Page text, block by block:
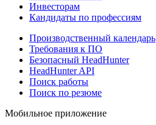
Инвесторам
Кандидаты по профессиям
Производственный календарь
Требования к ПО
Безопасный HeadHunter
HeadHunter API
Поиск работы
Поиск по резюме
Мобильное приложение